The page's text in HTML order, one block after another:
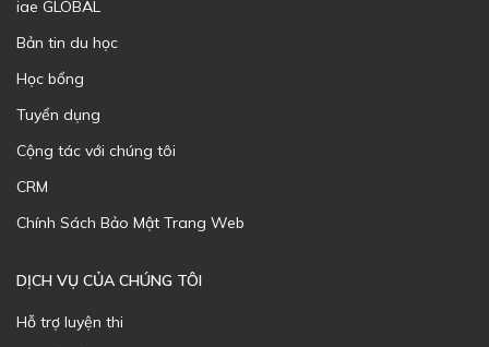
iae GLOBAL
Bản tin du học
Học bổng
Tuyển dụng
Cộng tác với chúng tôi
CRM
Chính Sách Bảo Mật Trang Web
DỊCH VỤ CỦA CHÚNG TÔI
Hỗ trợ luyện thi